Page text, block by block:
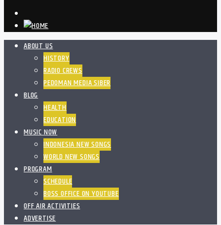
ABOUT US
HISTORY
RADIO CREWS
PEDOMAN MEDIA SIBER
BLOG
HEALTH
EDUCATION
MUSIC NOW
INDONESIA NEW SONGS
WORLD NEW SONGS
PROGRAM
SCHEDULE
BOSS OFFICE ON YOUTUBE
OFF AIR ACTIVITIES
ADVERTISE